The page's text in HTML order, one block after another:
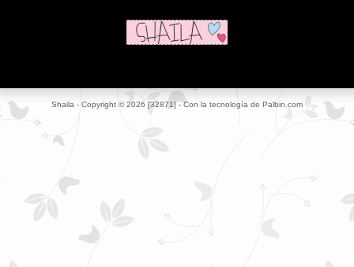
Shaila - Copyright © 2026 [32871] - Con la tecnología de Palbin.com